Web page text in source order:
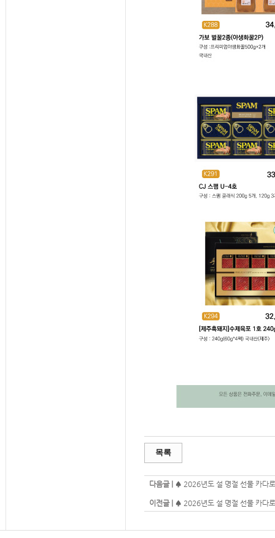
목록
다음글 | ♠ 2026년도 설 명절 선물 카다
이전글 | ♠ 2026년도 설 명절 선물 카다